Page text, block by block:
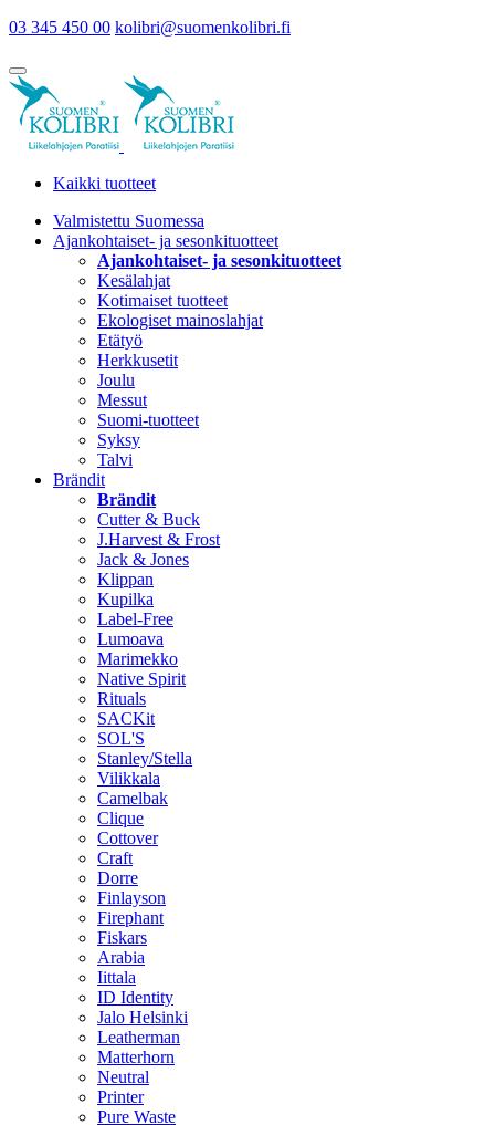
03 345 450 00 kolibri@suomenkolibri.fi
Kaikki tuotteet
Valmistettu Suomessa
Ajankohtaiset- ja sesonkituotteet
Ajankohtaiset- ja sesonkituotteet
Kesälahjat
Kotimaiset tuotteet
Ekologiset mainoslahjat
Etätyö
Herkkusetit
Joulu
Messut
Suomi-tuotteet
Syksy
Talvi
Brändit
Brändit
Cutter & Buck
J.Harvest & Frost
Jack & Jones
Klippan
Kupilka
Label-Free
Lumoava
Marimekko
Native Spirit
Rituals
SACKit
SOL'S
Stanley/Stella
Vilikkala
Camelbak
Clique
Cottover
Craft
Dorre
Finlayson
Firephant
Fiskars
Arabia
Iittala
ID Identity
Jalo Helsinki
Leatherman
Matterhorn
Neutral
Printer
Pure Waste